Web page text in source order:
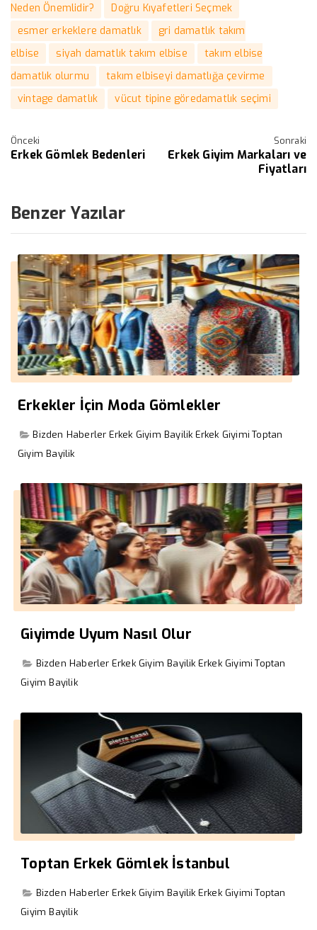
Neden Önemlidir?
Doğru Kıyafetleri Seçmek
esmer erkeklere damatlık
gri damatlık takım
elbise
siyah damatlık takım elbise
takım elbise
damatlık olurmu
takım elbiseyi damatlığa çevirme
vintage damatlık
vücut tipine göredamatlık seçimi
Önceki
Erkek Gömlek Bedenleri
Sonraki
Erkek Giyim Markaları ve
Fiyatları
Benzer Yazılar
Erkekler İçin Moda Gömlekler
Bizden Haberler Erkek Giyim Bayilik Erkek Giyimi Toptan
Giyim Bayilik
Giyimde Uyum Nasıl Olur
Bizden Haberler Erkek Giyim Bayilik Erkek Giyimi Toptan
Giyim Bayilik
Toptan Erkek Gömlek İstanbul
Bizden Haberler Erkek Giyim Bayilik Erkek Giyimi Toptan
Giyim Bayilik